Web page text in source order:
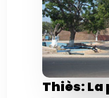
Thiès: